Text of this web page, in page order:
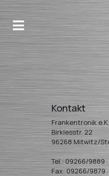
Kontakt
Frankentronik e.K.
Birklesstr. 22
96268 Mitwitz/
Tel.: 09266/9889
Fax: 09266/9879